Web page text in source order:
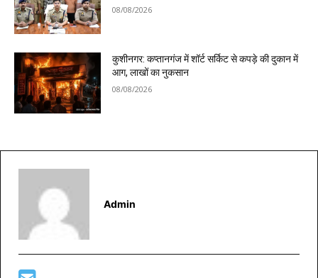
08/08/2026
कुशीनगर: कप्तानगंज में शॉर्ट सर्किट से कपड़े की दुकान में
आग, लाखों का नुकसान
08/08/2026
Admin